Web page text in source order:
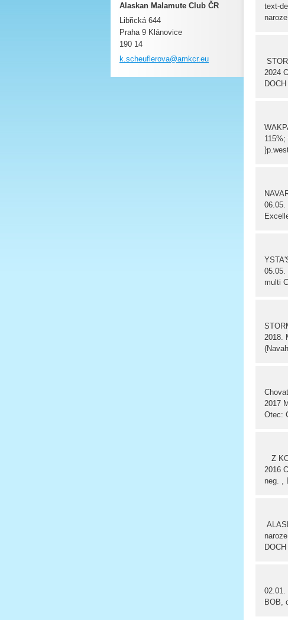
text-
2024
05.05.
multi
2018.
2017
Otec:
Z
2016
neg. ,
02.01.
BOB,
Alaskan Malamute Club ČR
Libřická 644
Praha 9 Klánovice
190 14
k.scheuf lerova@amkcr.eu